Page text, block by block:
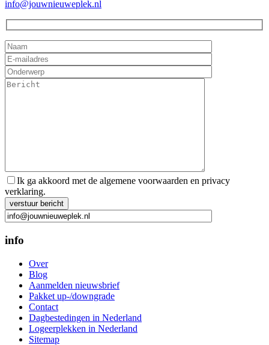
info@jouwnieuweplek.nl
Ik ga akkoord met de algemene voorwaarden en privacy
verklaring.
Gelieve dit veld leeg te laten.
info
Over
Blog
Aanmelden nieuwsbrief
Pakket up-/downgrade
Contact
Dagbestedingen in Nederland
Logeerplekken in Nederland
Sitemap